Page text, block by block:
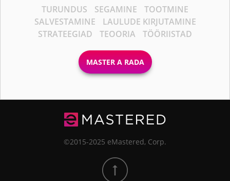
TURUNDUS SEGAMINE
TOOTMINE
SALVESTAMINE
LAULUDE KIRJUTAMINE
STRATEEGIAD
TEOORIA TÖÖRIISTAD
MASTER A RADA
©2015-2025 eMastered, Corp.